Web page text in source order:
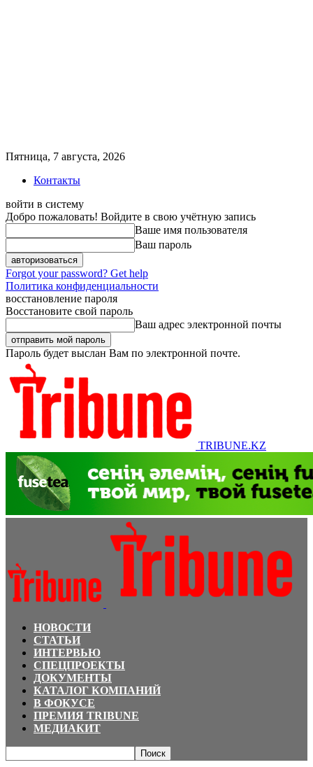
Пятница, 7 августа, 2026
Контакты
войти в систему
Добро пожаловать! Войдите в свою учётную запись
Ваше имя пользователя
Ваш пароль
Forgot your password? Get help
Политика конфиденциальности
восстановление пароля
Восстановите свой пароль
Ваш адрес электронной почты
Пароль будет выслан Вам по электронной почте.
TRIBUNE.KZ
НОВОСТИ
СТАТЬИ
ИНТЕРВЬЮ
СПЕЦПРОЕКТЫ
ДОКУМЕНТЫ
КАТАЛОГ КОМПАНИЙ
В ФОКУСЕ
ПРЕМИЯ TRIBUNE
МЕДИАКИТ